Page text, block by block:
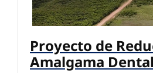
Proyecto de
Amalgama Dental